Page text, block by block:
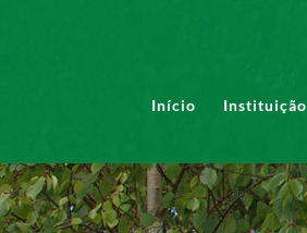
Início Instituição